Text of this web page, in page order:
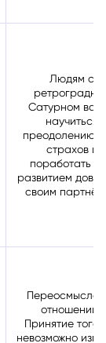
Людям с
Сатурном
научиться
преодолению
страхов и
поработать
развитием
своим
отношений.
Принятие того,
невозможно